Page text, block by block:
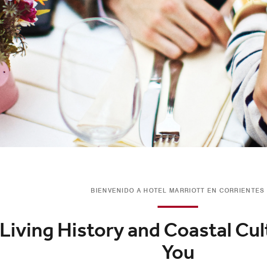
BIENVENIDO A HOTEL MARRIOTT EN CORRIENTES
Living History and Coastal
You